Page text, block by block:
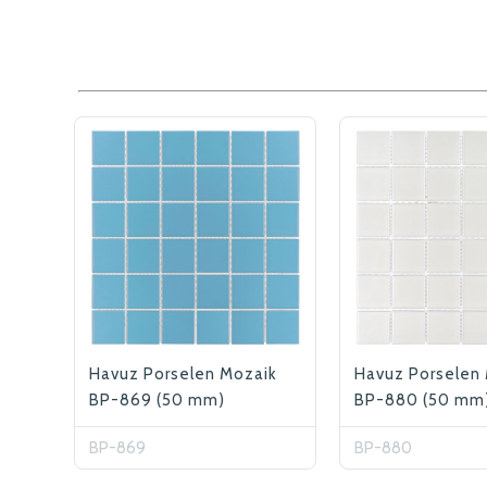
Havuz Porselen Mozaik
BP-869 (50 mm)
BP-869
Havuz Porselen
BP-880 (50
BP-880